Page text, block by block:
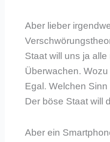
Aber lieber
Staat will uns ja
Überwachen.
Egal. Welchen
Der böse Staat will
Aber ein